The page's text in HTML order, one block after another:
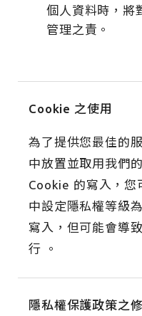
個人資料時，將
管理之責。
Cookie 之使用
為了提供您最佳的
中放置並取用我們
Cookie 的寫入，您
中設定隱私權等級
寫入，但可能會導
行 。
隱私權保護政策之